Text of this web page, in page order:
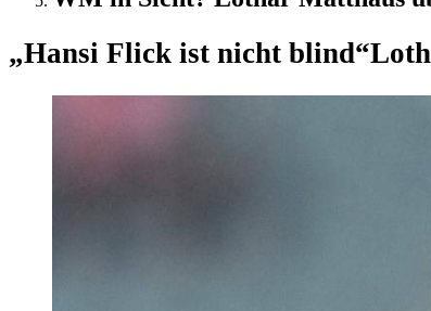
„Hansi Flick ist nicht blind“